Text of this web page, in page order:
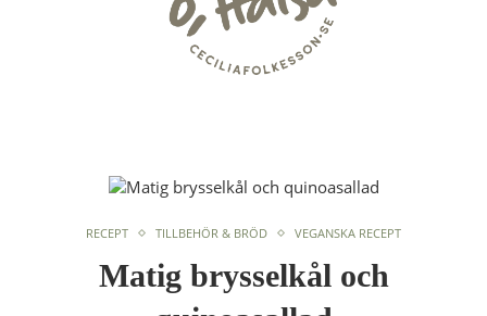
RECEPT TILLBEHÖR & BRÖD VEGANSKA RECEPT
Matig brysselkål och